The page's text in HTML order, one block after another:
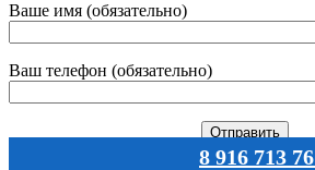
Ваше имя (обязательно)
Ваш телефон (обязательно)
8 916 713